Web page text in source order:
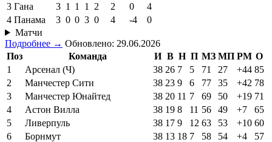
3 Гана 3 1 1 1 2 2 0
4
4 Панама 3 0 0 3 0 4 -4
0
Матчи
Подробнее → Обновлено: 29.06.2026
Поз
Команда И В Н П МЗ МП РМ О
1
Арсенал (Ч) 38 26 7 5 71 27 +44 85
2
Манчестер Сити 38 23 9 6 77 35 +42 78
3
Манчестер Юнайтед 38 20 11 7 69 50 +19 71
4
Астон Вилла 38 19 8 11 56 49 +7
65
5
Ливерпуль 38 17 9 12 63 53 +10 60
6
Борнмут 38 13 18 7 58 54 +4
57